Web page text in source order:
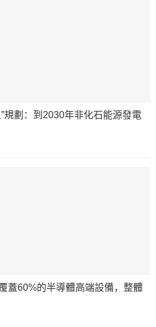
規劃：到2030年非化石能源發電
蓋60%的半導體高端設備，整體